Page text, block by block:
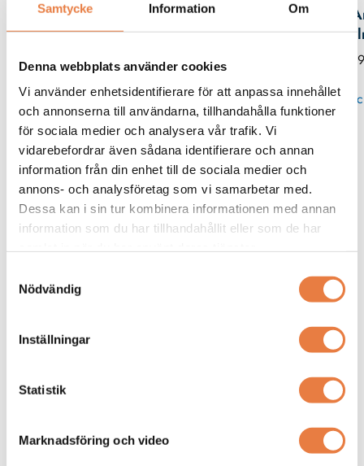
Samtycke Information Om
Denna webbplats använder cookies
Vi använder enhetsidentifierare för att anpassa innehållet
och annonserna till användarna, tillhandahålla funktioner
för sociala medier och analysera vår trafik. Vi
vidarebefordrar även sådana identifierare och annan
information från din enhet till de sociala medier och
annons- och analysföretag som vi samarbetar med.
Dessa kan i sin tur kombinera informationen med annan
information som du har tillhandahållit eller som de har
Nödvändig
Inställningar
Statistik
Marknadsföring och video
Kurskategorier
Termografi
Mer info / Anmälan